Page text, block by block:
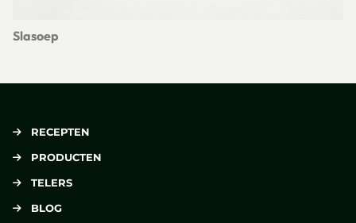
Slasoep
RECEPTEN
PRODUCTEN
TELERS
BLOG